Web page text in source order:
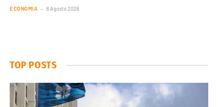
ECONOMIA 6 Agosto 2026
TOP POSTS